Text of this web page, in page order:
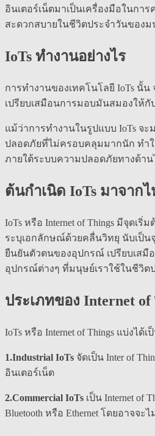
อินเตอร์เน็ตมาเป็นเครื่องมือในกา
สะดวกสบายในชีวิตประจำวันของม
IoTs ทำงานอย่างไร
การทำงานของเทคโนโลยี IoTs นั้
เปรียบเสมือนการมอบมันสมองให้
แม้ว่าการทำงานในรูปแบบ IoTs จ
ปลอดภัยที่ไม่ครอบคลุมมากนัก ทำใ
ภายใต้ระบบความปลอดภัยทางด้า
ต้นกำเนิด IoTs มาจาก
IoTs หรือ Internet of Things มีจุด
ระบุเอกลักษณ์ด้วยคลื่นวิทยุ นับเป็น
ยืนยันตัวตนของอุปกรณ์ เปรียบเสมื
อุปกรณ์ต่างๆ ที่มนุษย์เราใช้ในชีวิ
ประเภทของ Internet of
IoTs หรือ Internet of Things แบ่งไ
1.Industrial IoTs จัดเป็น Inter of
อินเตอร์เน็ต
2.Commercial IoTs เป็น Internet of
Bluetooth หรือ Ethernet โดยอาจจะ